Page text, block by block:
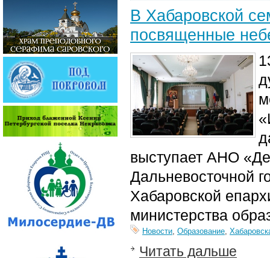
В Хабаровской
посвященные
выступает АНО
Дальневосточной
Хабаровской
министерства
Новости, Образование,
Читать дальше